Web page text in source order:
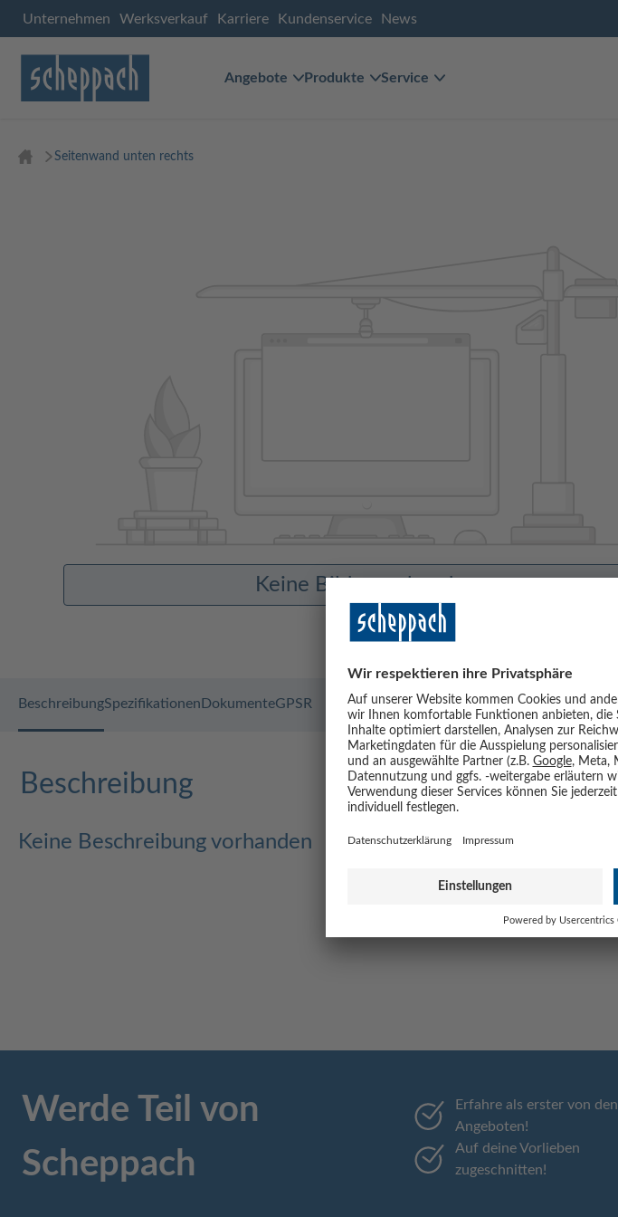
Unternehmen Werksverkauf Karriere Kundenservice News
Angebote Produkte Service
Seitenwand unten rechts
Keine Bilder vorhanden
BeschreibungSpezifikationen DokumenteGPSR
Beschreibung
Keine Beschreibung vorhanden
Werde Teil von
Scheppach
Erfahre als erster von den
Angeboten!
Auf deine Vorlieben
zugeschnitten!